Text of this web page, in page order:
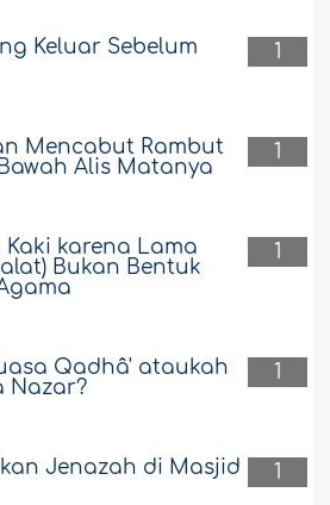
1
Keluar Sebelum
1
Mencabut Rambut
Alis Matanya
1
karena Lama
Bukan Bentuk
1
Qadhâ' ataukah
Nazar?
1
Jenazah di Masjid